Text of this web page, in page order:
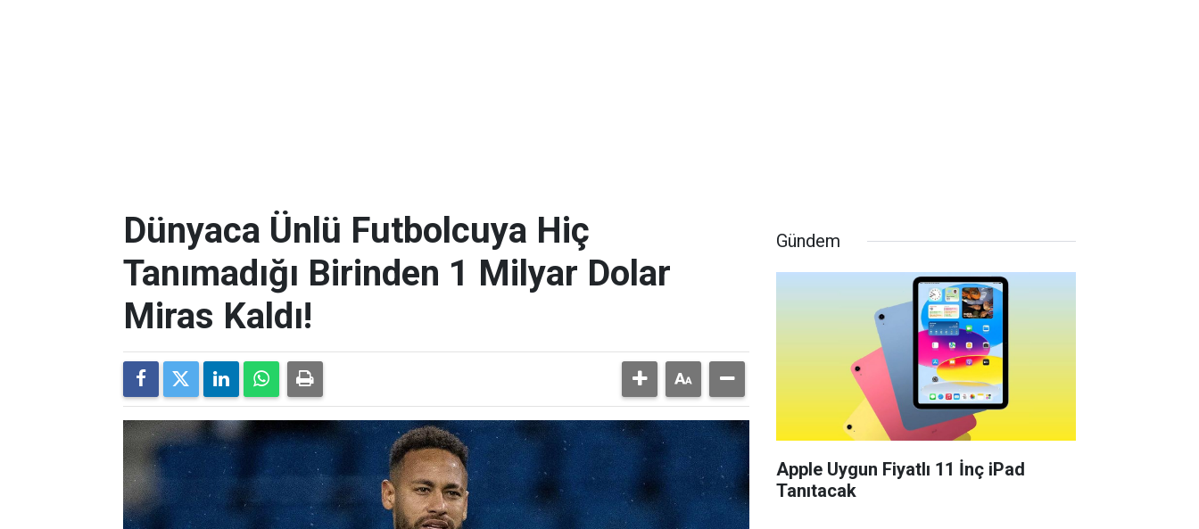
Dünyaca Ünlü Futbolcuya Hiç
Tanımadığı Birinden 1 Milyar Dolar
Miras Kaldı!
Gündem
Apple Uygun Fiyatlı 11 İnç iPad
Tanıtacak